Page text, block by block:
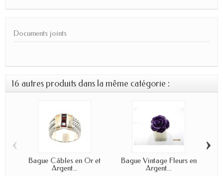
Documents joints
16 autres produits dans la même catégorie :
Bague Câbles en Or et
Argent...
Bague Vintage Fleurs en
Argent...
‹ ›